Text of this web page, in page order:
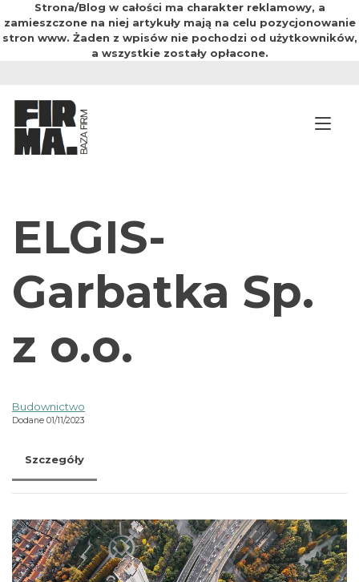
Strona/Blog w całości ma charakter reklamowy, a
zamieszczone na niej artykuły mają na celu pozycjonowanie
stron www. Żaden z wpisów nie pochodzi od użytkowników,
a wszystkie zostały opłacone.
treści
ELGIS-
Garbatka Sp.
z o.o.
Budownictwo
Dodane 01/11/2023
Szczegóły